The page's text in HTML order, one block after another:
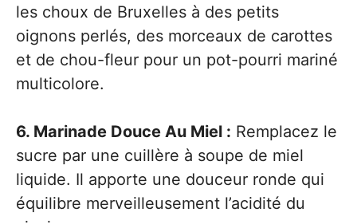
les choux de Bruxelles à des petits
oignons perlés, des morceaux de carottes
et de chou-fleur pour un pot-pourri mariné
multicolore.
6. Marinade Douce Au Miel : Remplacez le
sucre par une cuillère à soupe de miel
liquide. Il apporte une douceur ronde qui
équilibre merveilleusement l’acidité du